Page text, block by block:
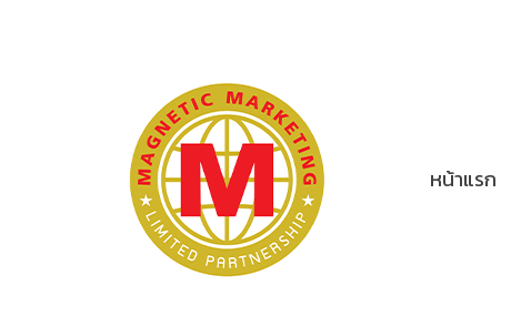
หน้าแรก